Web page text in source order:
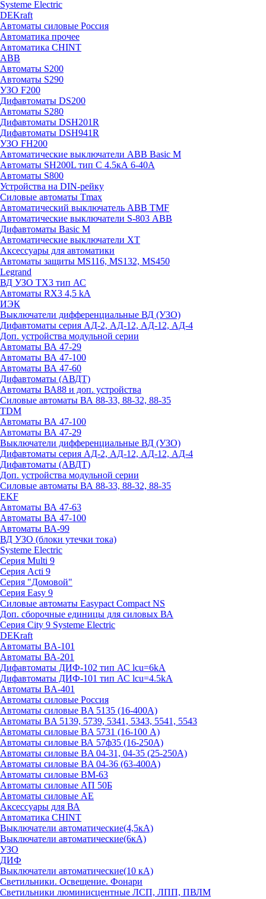
Systeme Electric
DEKraft
Автоматы силовые Россия
Автоматика прочее
Автоматика CHINT
ABB
Автоматы S200
Автоматы S290
УЗО F200
Дифавтоматы DS200
Автоматы S280
Дифавтоматы DSH201R
Дифавтоматы DSH941R
УЗО FH200
Автоматические выключатели ABB Basic M
Автоматы SH200L тип С 4.5кА 6-40А
Автоматы S800
Устройства на DIN-рейку
Силовые автоматы Tmax
Автоматический выключатель ABB TMF
Автоматические выключатели S-803 АВВ
Дифавтоматы Basic M
Автоматические выключатели XT
Аксессуары для автоматики
Автоматы защиты MS116, MS132, MS450
Legrand
ВД УЗО TX3 тип АС
Автоматы RX3 4,5 kA
ИЭК
Выключатели дифференциальные ВД (УЗО)
Дифавтоматы серия АД-2, АД-12, АД-12, АД-4
Доп. устройства модульной серии
Автоматы ВА 47-29
Автоматы ВА 47-100
Автоматы ВА 47-60
Дифавтоматы (АВДТ)
Автоматы ВА88 и доп. устройства
Силовые автоматы ВА 88-33, 88-32, 88-35
TDM
Автоматы ВА 47-100
Автоматы ВА 47-29
Выключатели дифференциальные ВД (УЗО)
Дифавтоматы серия АД-2, АД-12, АД-12, АД-4
Дифавтоматы (АВДТ)
Доп. устройства модульной серии
Силовые автоматы ВА 88-33, 88-32, 88-35
EKF
Автоматы ВА 47-63
Автоматы ВА 47-100
Автоматы ВА-99
ВД УЗО (блоки утечки тока)
Systeme Electric
Серия Multi 9
Серия Acti 9
Серия "Домовой"
Серия Easy 9
Силовые автоматы Easypact Compact NS
Доп. сборочные единицы для силовых ВА
Серия City 9 Systeme Electric
DEKraft
Автоматы BA-101
Автоматы ВА-201
Дифавтоматы ДИФ-102 тип АС lcu=6kA
Дифавтоматы ДИФ-101 тип АС lcu=4.5kA
Автоматы BA-401
Автоматы силовые Россия
Автоматы силовые BA 5135 (16-400А)
Автоматы BA 5139, 5739, 5341, 5343, 5541, 5543
Автоматы силовые BA 5731 (16-100 А)
Автоматы силовые ВА 57ф35 (16-250А)
Автоматы силовые BA 04-31, 04-35 (25-250А)
Автоматы силовые BA 04-36 (63-400А)
Автоматы силовые ВМ-63
Автоматы силовые АП 50Б
Автоматы силовые АЕ
Аксессуары для ВА
Автоматика CHINT
Выключатели автоматические(4,5кА)
Выключатели автоматические(6кА)
УЗО
ДИФ
Выключатели автоматические(10 кА)
Светильники. Освещение. Фонари
Светильники люминисцентные ЛСП, ЛПП, ПВЛМ